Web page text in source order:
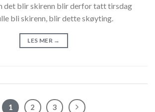
det blir skirenn blir derfor tatt tirsdag
bli skirenn, blir dette skøyting.
LES MER →
1 2 3